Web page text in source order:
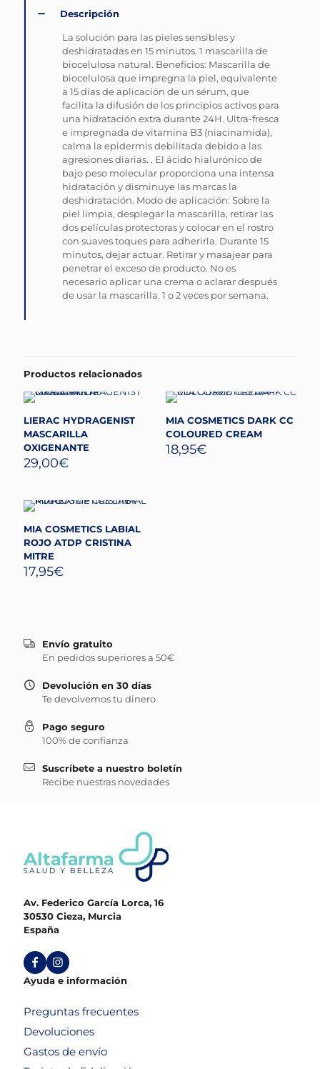
Descripción
La solución para las pieles sensibles y
deshidratadas en 15 minutos. 1 mascarilla de
biocelulosa natural. Beneficios: Mascarilla de
biocelulosa que impregna la piel, equivalente
a 15 días de aplicación de un sérum, que
facilita la difusión de los principios activos para
una hidratación extra durante 24H. Ultra-fresca
e impregnada de vitamina B3 (niacinamida),
calma la epidermis debilitada debido a las
agresiones diarias. . El ácido hialurónico de
bajo peso molecular proporciona una intensa
hidratación y disminuye las marcas la
deshidratación. Modo de aplicación: Sobre la
piel limpia, desplegar la mascarilla, retirar las
dos películas protectoras y colocar en el rostro
con suaves toques para adherirla. Durante 15
minutos, dejar actuar. Retirar y masajear para
penetrar el exceso de producto. No es
necesario aplicar una crema o aclarar después
de usar la mascarilla. 1 o 2 veces por semana.
Productos relacionados
LIERAC HYDRAGENIST
MASCARILLA
OXIGENANTE
29,00€
MIA COSMETICS DARK CC
COLOURED CREAM
18,95€
MIA COSMETICS LABIAL
ROJO ATDP CRISTINA
MITRE
17,95€
Envío gratuito
En pedidos superiores a 50€
Devolución en 30 días
Te devolvemos tu dinero
Pago seguro
100% de confianza
Suscríbete a nuestro boletín
Recibe nuestras novedades
Av. Federico García Lorca, 16
30530 Cieza, Murcia
España
Ayuda e información
Preguntas frecuentes
Devoluciones
Gastos de envío